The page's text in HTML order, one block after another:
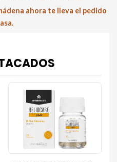
ahora te lleva el pedido